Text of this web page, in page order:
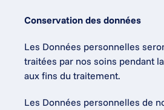
Conservation des données
Les Données personnelles
traitées par nos soins pendant
aux fins du traitement.
Les Données personnelles de